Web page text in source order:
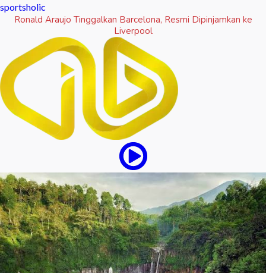
sportsholic
Ronald Araujo Tinggalkan Barcelona, Resmi Dipinjamkan ke
Liverpool